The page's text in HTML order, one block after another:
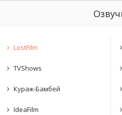
LostFilm
TVShows
Кураж-Бамбей
IdeaFilm